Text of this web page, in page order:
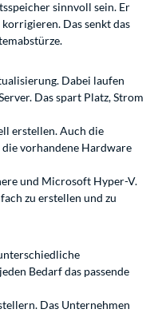
sinnvoll sein. Er
Das senkt das
Dabei laufen
Das spart Platz, Strom
erstellen. Auch die
vorhandene Hardware
und Microsoft Hyper-V.
zu erstellen und zu
Bedarf das passende
Das Unternehmen